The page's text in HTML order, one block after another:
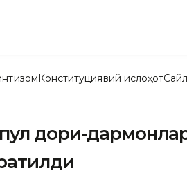
Конституциявий ислоҳот
дори-